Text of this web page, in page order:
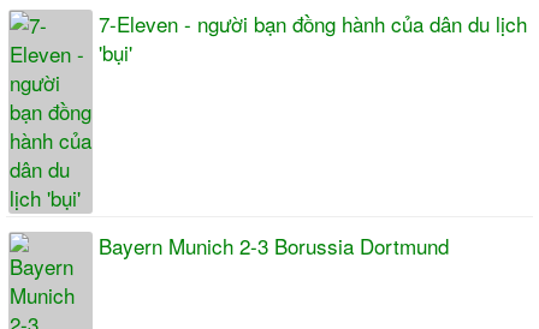
7-Eleven - người bạn đồng hành của dân du lịch
'bụi'
Bayern Munich 2-3 Borussia Dortmund